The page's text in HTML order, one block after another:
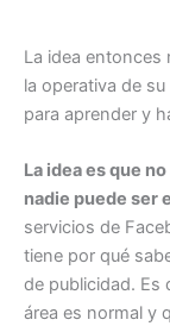
La idea entonces
la operativa de
para aprender y
La idea es que
nadie puede ser
servicios de
tiene por qué
de publicidad. Es
área es normal y